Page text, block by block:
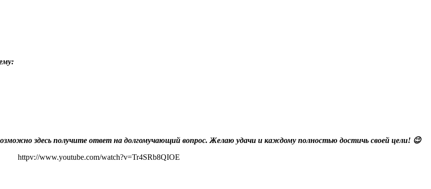
здесь получите ответ на долгомучающий вопрос. Желаю удачи и каждому полностью достичь своей цели! 😉
httpv://www.youtube.com/watch?v=Tr4SRb8QIOE